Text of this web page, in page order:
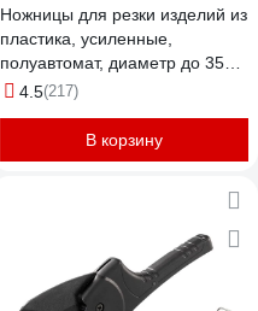
Ножницы для резки изделий из
пластика, усиленные,
полуавтомат, диаметр до 35мм
СИБРТЕХ 78406
4.5(217)
В корзину